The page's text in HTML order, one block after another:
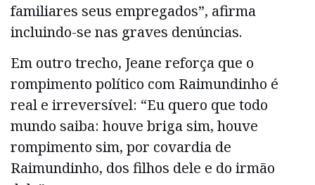
familiares seus empregados”, afirma
incluindo-se nas graves denúncias.
Em outro trecho, Jeane reforça que o
rompimento político com Raimundinho é
real e irreversível: “Eu quero que todo
mundo saiba: houve briga sim, houve
rompimento sim, por covardia de
Raimundinho, dos filhos dele e do irmão